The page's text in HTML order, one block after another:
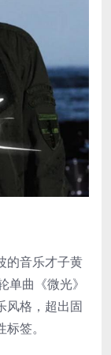
的音乐才子黄
单曲《微光》
风格，超出固
签。